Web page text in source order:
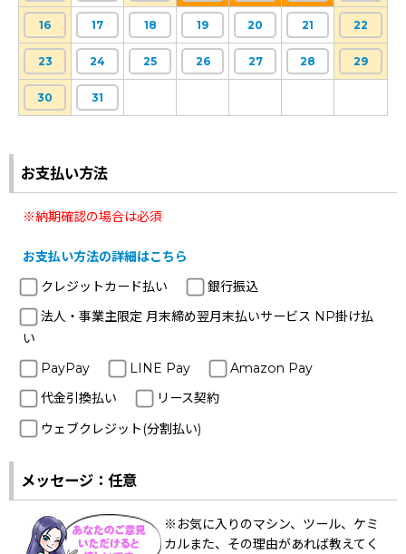
16 17 18 19 20 21 22
23 24 25 26 27 28 29
30 31
お支払い方法
※納期確認の場合は必須
お支払い方法の詳細はこちら
クレジットカード払い
銀行振込
法人・事業主限定 月末締め翌月末払いサービス NP掛け払
い
PayPay
LINE Pay
Amazon Pay
代金引換払い
リース契約
ウェブクレジット(分割払い)
メッセージ：任意
※お気に入りのマシン、ツール、ケミ
カルまた、その理由があれば教えてく